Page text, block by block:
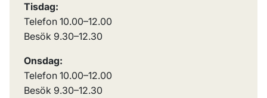
Tisdag:
Telefon 10.00–12.00
Besök 9.30–12.30
Onsdag:
Telefon 10.00–12.00
Besök 9.30–12.30